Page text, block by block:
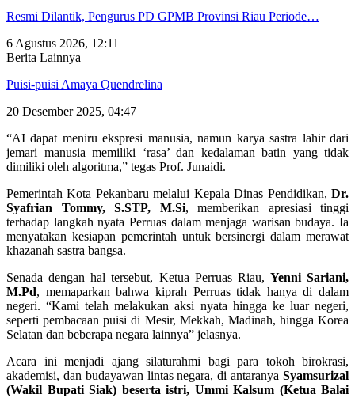
Resmi Dilantik, Pengurus PD GPMB Provinsi Riau Periode…
6 Agustus 2026, 12:11
Berita Lainnya
Puisi-puisi Amaya Quendrelina
20 Desember 2025, 04:47
“AI dapat meniru ekspresi manusia, namun karya sastra lahir dari
jemari manusia memiliki ‘rasa’ dan kedalaman batin yang tidak
dimiliki oleh algoritma,” tegas Prof. Junaidi.
Pemerintah Kota Pekanbaru melalui Kepala Dinas Pendidikan, Dr.
Syafrian Tommy, S.STP, M.Si, memberikan apresiasi tinggi
terhadap langkah nyata Perruas dalam menjaga warisan budaya. Ia
menyatakan kesiapan pemerintah untuk bersinergi dalam merawat
khazanah sastra bangsa.
Senada dengan hal tersebut, Ketua Perruas Riau, Yenni Sariani,
M.Pd, memaparkan bahwa kiprah Perruas tidak hanya di dalam
negeri. “Kami telah melakukan aksi nyata hingga ke luar negeri,
seperti pembacaan puisi di Mesir, Mekkah, Madinah, hingga Korea
Selatan dan beberapa negara lainnya” jelasnya.
Acara ini menjadi ajang silaturahmi bagi para tokoh birokrasi,
akademisi, dan budayawan lintas negara, di antaranya Syamsurizal
(Wakil Bupati Siak) beserta istri, Ummi Kalsum (Ketua Balai